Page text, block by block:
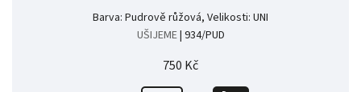
Barva: Pudrově růžová, Velikosti: UNI
UŠIJEME| 934/PUD
750 Kč